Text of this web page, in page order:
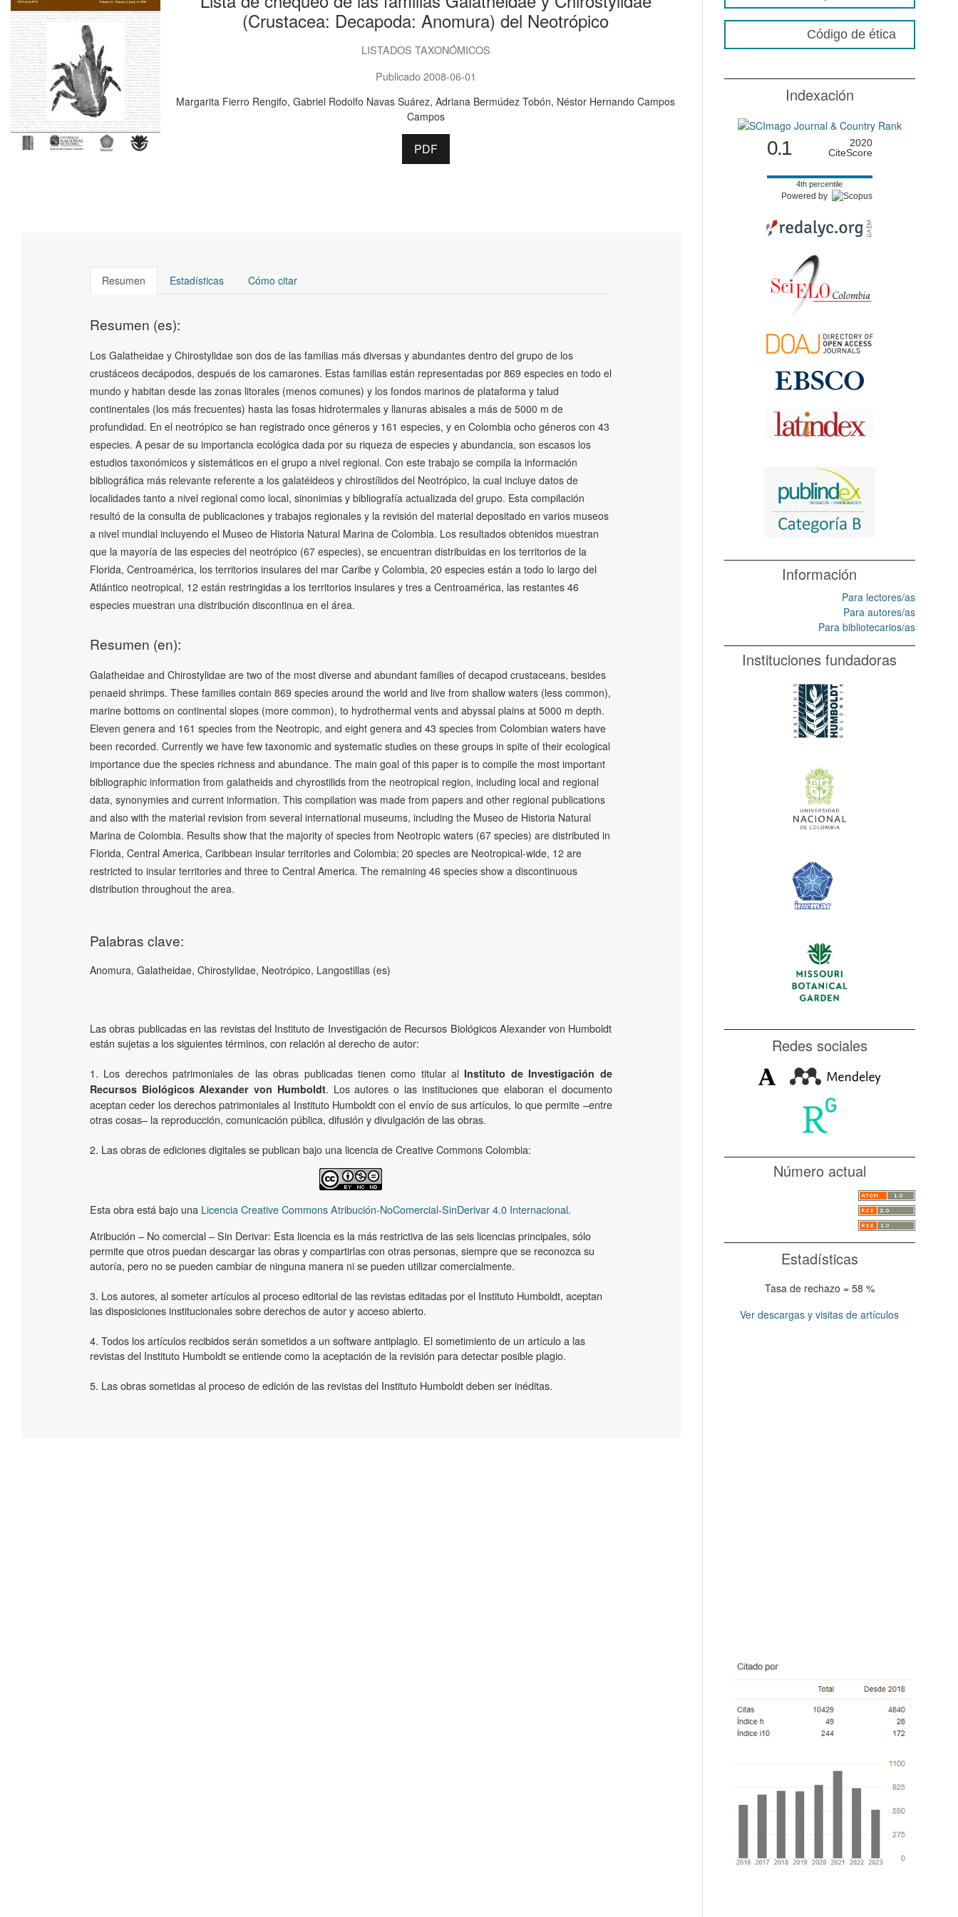
(Crustacea: Decapoda: Anomura) del Neotrópico
LISTADOS TAXONÓMICOS
Publicado 2008-06-01
Margarita Fierro Rengifo Gabriel Rodolfo Navas Suárez Adriana Bermúdez Tobón Néstor Hernando Campos
Campos
PDF
Resumen Estadísticas Cómo citar
Resumen (es):
Los Galatheidae y Chirostylidae son dos de las familias más diversas y abundantes dentro del grupo de los
crustáceos decápodos, después de los camarones. Estas familias están representadas por 869 especies en todo el
mundo y habitan desde las zonas litorales (menos comunes) y los fondos marinos de plataforma y talud
continentales (los más frecuentes) hasta las fosas hidrotermales y llanuras abisales a más de 5000 m de
profundidad. En el neotrópico se han registrado once géneros y 161 especies, y en Colombia ocho géneros con 43
especies. A pesar de su importancia ecológica dada por su riqueza de especies y abundancia, son escasos los
estudios taxonómicos y sistemáticos en el grupo a nivel regional. Con este trabajo se compila la información
bibliográfica más relevante referente a los galatéideos y chirostílidos del Neotrópico, la cual incluye datos de
localidades tanto a nivel regional como local, sinonimias y bibliografía actualizada del grupo. Esta compilación
resultó de la consulta de publicaciones y trabajos regionales y la revisión del material depositado en varios museos
a nivel mundial incluyendo el Museo de Historia Natural Marina de Colombia. Los resultados obtenidos muestran
que la mayoría de las especies del neotrópico (67 especies), se encuentran distribuidas en los territorios de la
Florida, Centroamérica, los territorios insulares del mar Caribe y Colombia, 20 especies están a todo lo largo del
Atlántico neotropical, 12 están restringidas a los territorios insulares y tres a Centroamérica, las restantes 46
especies muestran una distribución discontinua en el área.
Resumen (en):
Galatheidae and Chirostylidae are two of the most diverse and abundant families of decapod crustaceans, besides
penaeid shrimps. These families contain 869 species around the world and live from shallow waters (less common),
marine bottoms on continental slopes (more common), to hydrothermal vents and abyssal plains at 5000 m depth.
Eleven genera and 161 species from the Neotropic, and eight genera and 43 species from Colombian waters have
been recorded. Currently we have few taxonomic and systematic studies on these groups in spite of their ecological
importance due the species richness and abundance. The main goal of this paper is to compile the most important
bibliographic information from galatheids and chyrostilids from the neotropical region, including local and regional
data, synonymies and current information. This compilation was made from papers and other regional publications
and also with the material revision from several international museums, including the Museo de Historia Natural
Marina de Colombia. Results show that the majority of species from Neotropic waters (67 species) are distributed in
Florida, Central America, Caribbean insular territories and Colombia; 20 species are Neotropical-wide, 12 are
restricted to insular territories and three to Central America. The remaining 46 species show a discontinuous
distribution throughout the area.
Palabras clave:
Anomura, Galatheidae, Chirostylidae, Neotrópico, Langostillas (es)
Las obras publicadas en las revistas del Instituto de Investigación de Recursos Biológicos Alexander von Humboldt
están sujetas a los siguientes términos, con relación al derecho de autor:
1. Los derechos patrimoniales de las obras publicadas tienen como titular al Instituto de Investigación de
Recursos Biológicos Alexander von Humboldt. Los autores o las instituciones que elaboran el documento
aceptan ceder los derechos patrimoniales al Instituto Humboldt con el envío de sus artículos, lo que permite –entre
otras cosas­– la reproducción, comunicación pública, difusión y divulgación de las obras.
2. Las obras de ediciones digitales se publican bajo una licencia de Creative Commons Colombia:
Esta obra está bajo una Licencia Creative Commons Atribución-NoComercial-SinDerivar 4.0 Internacional.
Atribución – No comercial – Sin Derivar: Esta licencia es la más restrictiva de las seis licencias principales, sólo
permite que otros puedan descargar las obras y compartirlas con otras personas, siempre que se reconozca su
autoría, pero no se pueden cambiar de ninguna manera ni se pueden utilizar comercialmente.
3. Los autores, al someter artículos al proceso editorial de las revistas editadas por el Instituto Humboldt, aceptan
las disposiciones institucionales sobre derechos de autor y acceso abierto.
4. Todos los artículos recibidos serán sometidos a un software antiplagio. El sometimiento de un artículo a las
revistas del Instituto Humboldt se entiende como la aceptación de la revisión para detectar posible plagio.
5. Las obras sometidas al proceso de edición de las revistas del Instituto Humboldt deben ser inéditas.
Código de ética
Indexación
0.1
2020
CiteScore
4th percentile
Powered by
Información
Para lectores/as
Para autores/as
Para bibliotecarios/as
Instituciones fundadoras
Redes sociales
Número actual
Estadísticas
Tasa de rechazo = 58 %
Ver descargas y visitas de artículos